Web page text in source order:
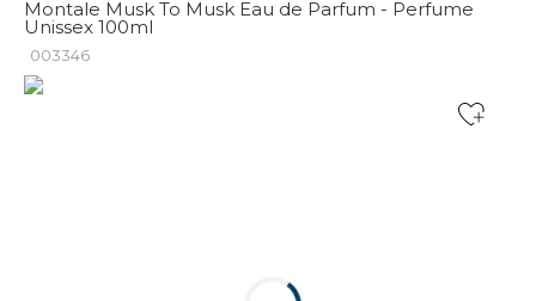
Montale Musk To Musk Eau de Parfum - Perfume
Unissex 100ml
003346